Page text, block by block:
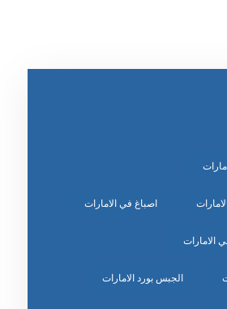
اصباغ في الامارات
الامارات
الجبس بورد الامارات